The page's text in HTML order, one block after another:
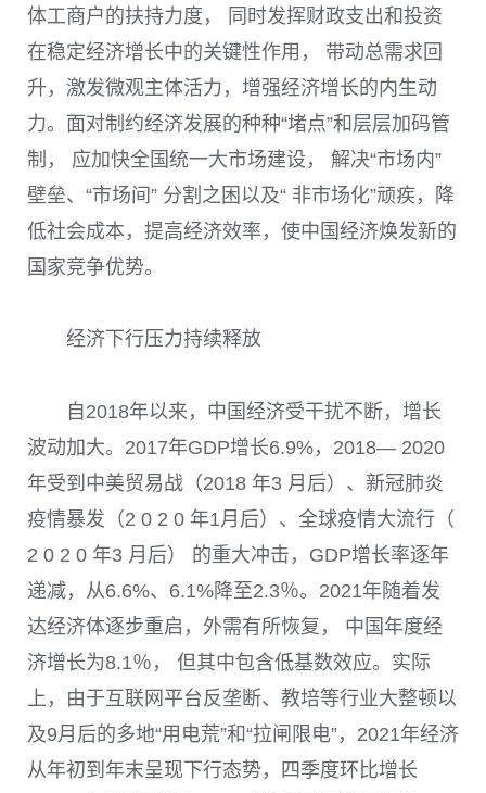
体工商户的扶持力度， 同时发挥财政支出和投资
在稳定经济增长中的关键性作用， 带动总需求回
升，激发微观主体活力，增强经济增长的内生动
力。面对制约经济发展的种种“堵点”和层层加码管
制， 应加快全国统一大市场建设， 解决“市场内”
壁垒、“市场间” 分割之困以及“ 非市场化”顽疾，降
低社会成本，提高经济效率，使中国经济焕发新的
国家竞争优势。
经济下行压力持续释放
自2018年以来，中国经济受干扰不断，增长
波动加大。 2017年GDP增长6.9%， 2018— 2020
年受到中美贸易战（2018 年3 月后）、新冠肺炎
疫情暴发（2 0 2 0 年1月后）、全球疫情大流行（
2 0 2 0 年3 月后） 的重大冲击， GDP增长率逐年
递减，从6.6%、 6.1%降至2.3％。 2021年随着发
达经济体逐步重启，外需有所恢复， 中国年度经
济增长为8.1％， 但其中包含低基数效应。实际
上，由于互联网平台反垄断、教培等行业大整顿以
及9月后的多地“用电荒”和“拉闸限电”， 2021年经济
从年初到年末呈现下行态势，四季度环比增长